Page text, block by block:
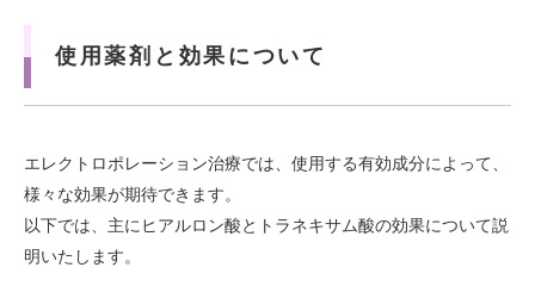
使用薬剤と効果について
エレクトロポレーション治療では、使用する有効成分によって、
様々な効果が期待できます。
以下では、主にヒアルロン酸とトラネキサム酸の効果について説
明いたします。